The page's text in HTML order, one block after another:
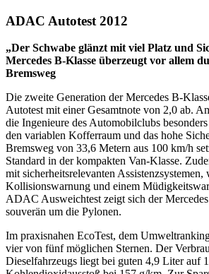
ADAC Autotest 2012
„Der Schwabe glänzt mit viel Platz und
Mercedes B-Klasse überzeugt vor allem
Bremsweg
Die zweite Generation der Mercedes B-
Autotest mit einer Gesamtnote von 2,0 ab.
die Ingenieure des Automobilclubs
den variablen Kofferraum und das hohe
Bremsweg von 33,6 Metern aus 100 km/h
Standard in der kompakten Van-Klasse.
mit sicherheitsrelevanten Assistenzsystemen,
Kollisionswarnung und einem
ADAC Ausweichtest zeigt sich der
souverän um die Pylonen.
Im praxisnahen EcoTest, dem
vier von fünf möglichen Sternen. Der
Dieselfahrzeugs liegt bei guten 4,9 Liter auf